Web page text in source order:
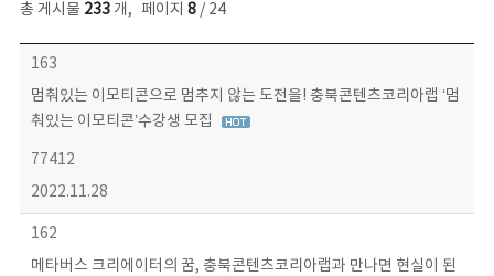
총 게시물 233개, 페이지 8/ 24
보도자료 목록 - 번호, 제목, 작성자, 파일, 조회수, 작성일 정보 제공
163
멈춰있는 이모티콘으로 멈추지 않는 도전을! 충북콘텐츠코리아랩 ‘멈
춰있는 이모티콘’수강생 모집
77412
2022.11.28
162
메타버스 크리에이터의 꿈, 충북콘텐츠코리아랩과 만나면 현실이 된